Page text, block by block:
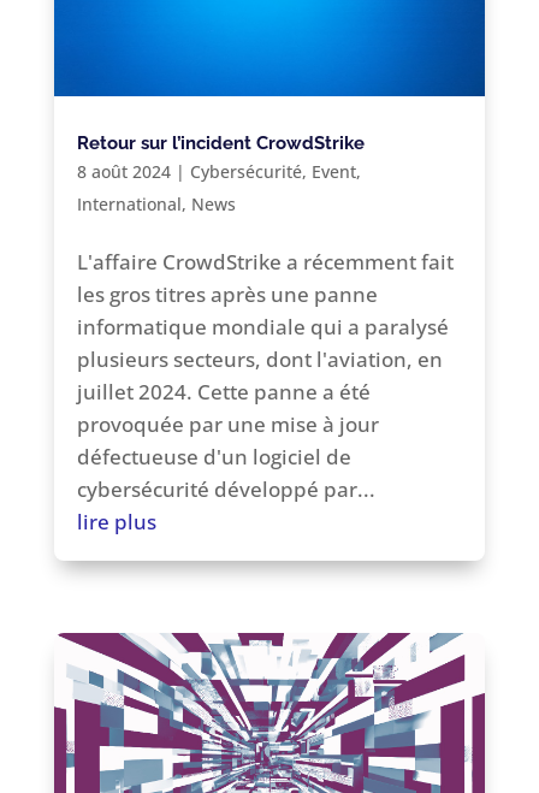
Retour sur l’incident CrowdStrike
8 août 2024| Cybersécurité, Event,
International, News
L'affaire CrowdStrike a récemment fait
les gros titres après une panne
informatique mondiale qui a paralysé
plusieurs secteurs, dont l'aviation, en
juillet 2024. Cette panne a été
provoquée par une mise à jour
défectueuse d'un logiciel de
cybersécurité développé par...
lire plus